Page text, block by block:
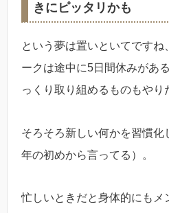
きにピッタリかも
という夢は置いといてですね
ークは途中に5日間休みがあ
っくり取り組めるものもやり
そろそろ新しい何かを習慣化
年の初めから言ってる）。
忙しいときだと身体的にもメ